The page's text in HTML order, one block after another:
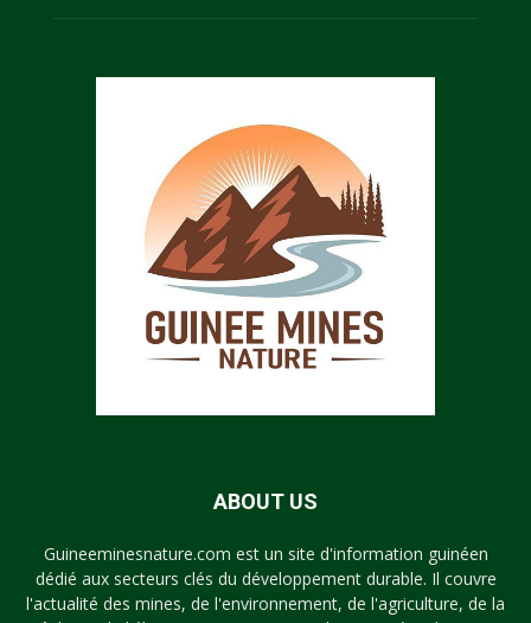
ABOUT US
Guineeminesnature.com est un site d'information guinéen
dédié aux secteurs clés du développement durable. Il couvre
l'actualité des mines, de l'environnement, de l'agriculture, de la